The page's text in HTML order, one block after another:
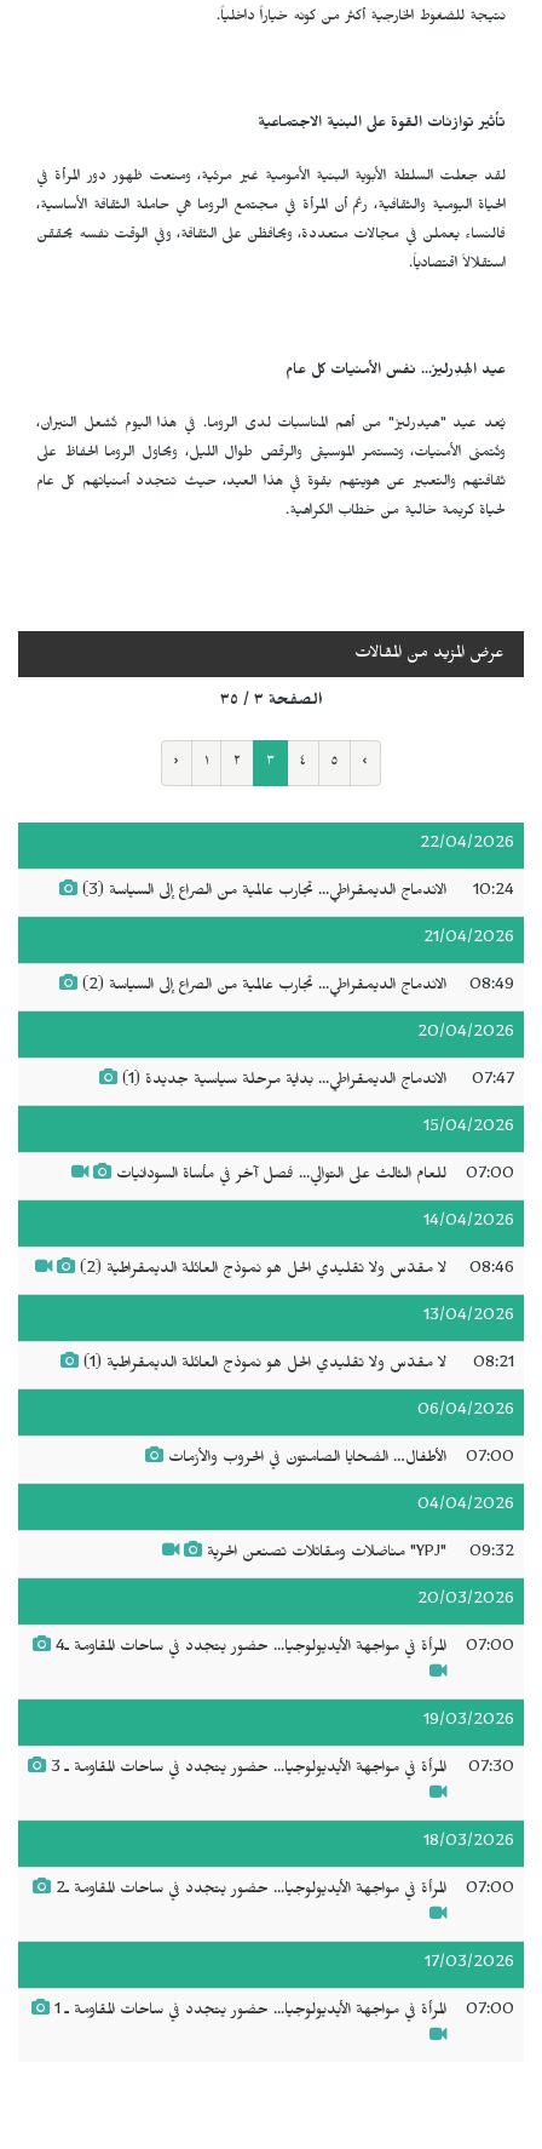
نتيجة للضغوط الخارجية أكثر من كونه خياراً داخلياً.
تأثير توازنات القوة على البنية الاجتماعية
لقد جعلت السلطة الأبوية البنية الأمومية غير مرئية، ومنعت ظهور دور المرأة في
الحياة اليومية والثقافية، رغم أن المرأة في مجتمع الروما هي حاملة الثقافة الأساسية،
فالنساء يعملن في مجالات متعددة، ويحافظن على الثقافة، وفي الوقت نفسه يحققن
استقلالاً اقتصادياً.
عيد الهِدِرليز... نفس الأمنيات كل عام
يُعد عيد "هيدِرليز" من أهم المناسبات لدى الروما. في هذا اليوم تُشعل النيران،
وتُتمنى الأمنيات، وتستمر الموسيقى والرقص طوال الليل، ويحاول الروما الحفاظ على
ثقافتهم والتعبير عن هويتهم بقوة في هذا العيد، حيث تتجدد أمنياتهم كل عام
لحياة كريمة خالية من خطاب الكراهية.
عرض المزيد من المقالات
الصفحة ٣ / ٣٥
‹ ١ ٢ ٣ ٤ ٥ ›
22/04/2026
10:24 الاندماج الديمقراطي... تجارب عالمية من الصراع إلى السياسة (3)
21/04/2026
08:49 الاندماج الديمقراطي... تجارب عالمية من الصراع إلى السياسة (2)
20/04/2026
07:47 الاندماج الديمقراطي... بداية مرحلة سياسية جديدة (1)
15/04/2026
07:00 للعام الثالث على التوالي... فصل آخر في مأساة السودانيات
14/04/2026
08:46 لا مقدّس ولا تقليدي الحل هو نموذج العائلة الديمقراطية (2)
13/04/2026
08:21 لا مقدّس ولا تقليدي الحل هو نموذج العائلة الديمقراطية (1)
06/04/2026
07:00 الأطفال… الضحايا الصامتون في الحروب والأزمات
04/04/2026
09:32 "YPJ" مناضلات ومقاتلات تصنعن الحرية
20/03/2026
07:00 المرأة في مواجهة الأيديولوجيا... حضور يتجدد في ساحات المقاومة ـ4
19/03/2026
07:30 المرأة في مواجهة الأيديولوجيا... حضور يتجدد في ساحات المقاومة ـ 3
18/03/2026
07:00 المرأة في مواجهة الأيديولوجيا... حضور يتجدد في ساحات المقاومة ـ2
17/03/2026
07:00 المرأة في مواجهة الأيديولوجيا... حضور يتجدد في ساحات المقاومة ـ 1